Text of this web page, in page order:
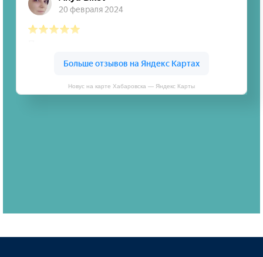
Новус на карте Хабаровска — Яндекс Карты